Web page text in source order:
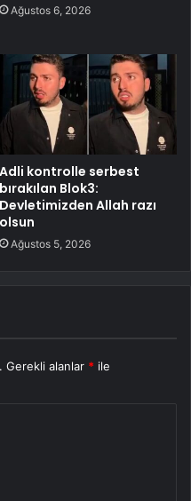
Ağustos 6, 2026
Adli kontrolle serbest
bırakılan Blok3:
Devletimizden Allah razı
olsun
Ağustos 5, 2026
Gerekli alanlar * ile